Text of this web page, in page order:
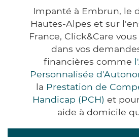
Impanté à Embrun, le
Hautes-Alpes et sur
France, Click&Care
dans vos
financières comme
Personnalisée
la Prestation de
Handicap (PCH) et
aide à domicile